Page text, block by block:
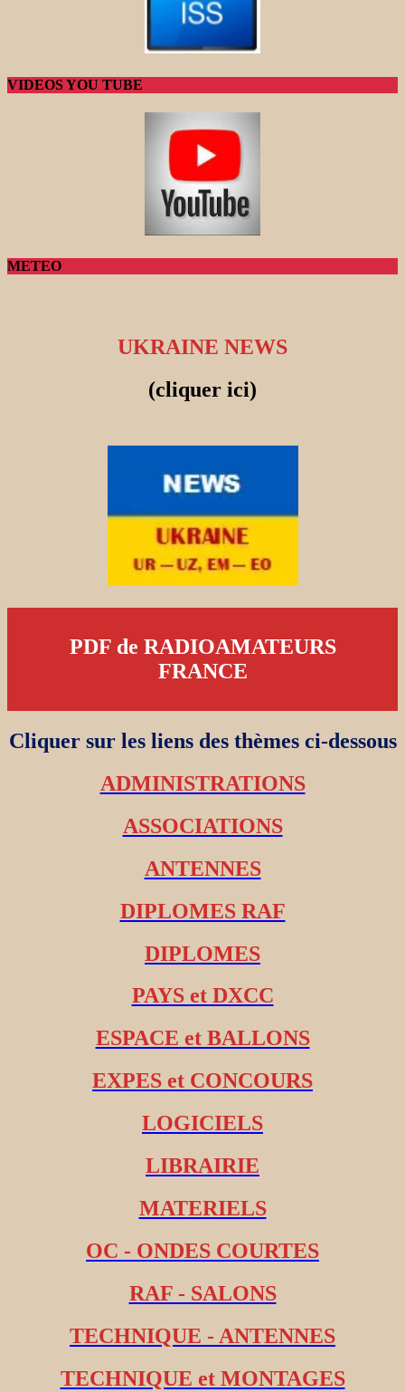
VIDEOS YOU TUBE
METEO
UKRAINE NEWS
(cliquer ici)
PDF de RADIOAMATEURS
FRANCE
Cliquer sur les liens des thèmes ci-dessous
ADMINISTRATIONS
ASSOCIATIONS
ANTENNES
DIPLOMES RAF
DIPLOMES
PAYS et DXCC
ESPACE et BALLONS
EXPES et CONCOURS
LOGICIELS
LIBRAIRIE
MATERIELS
OC - ONDES COURTES
RAF - SALONS
TECHNIQUE - ANTENNES
TECHNIQUE et MONTAGES